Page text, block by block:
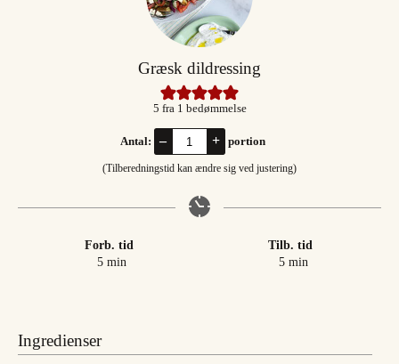
Græsk dildressing
5 fra 1 bedømmelse
Antal: – + portion
(Tilberedningstid kan ændre sig ved justering)
Forb. tid
5minutter
min
Tilb. tid
5minutter
min
Ingredienser